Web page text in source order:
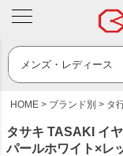
HOME ブランド別 タ
タサキ TASAKI イ
パールホワイト×レ